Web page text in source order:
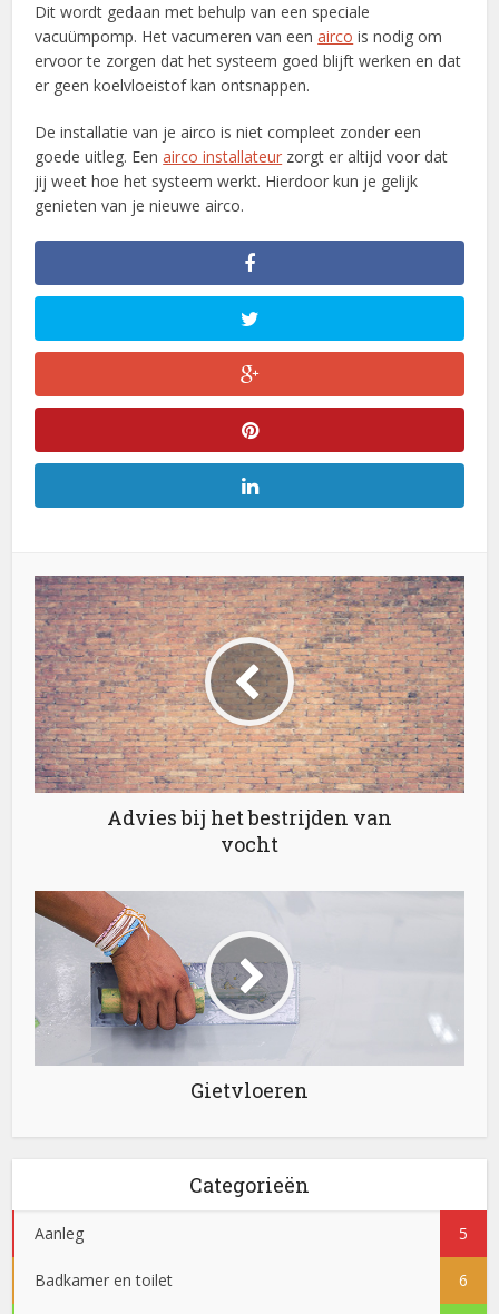
Dit wordt gedaan met behulp van een speciale
vacuümpomp. Het vacumeren van eenairco is nodig om
ervoor te zorgen dat het systeem goed blijft werken en dat
er geen koelvloeistof kan ontsnappen.
De installatie van je airco is niet compleet zonder een
goede uitleg. Eenairco installateur zorgt er altijd voor dat
jij weet hoe het systeem werkt. Hierdoor kun je gelijk
genieten van je nieuwe airco.
Advies bij het bestrijden van
vocht
Gietvloeren
Categorieën
Aanleg 5
Badkamer en toilet 6